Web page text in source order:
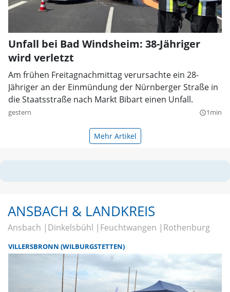
Unfall bei Bad Windsheim: 38-Jähriger
wird verletzt
Am frühen Freitagnachmittag verursachte ein 28-
Jähriger an der Einmündung der Nürnberger Straße in
die Staatsstraße nach Markt Bibart einen Unfall.
gestern query_builder1min
Mehr Artikel
ANSBACH & LANDKREIS
Ansbach Dinkelsbühl Feuchtwangen Rothenburg
VILLERSBRONN (WILBURGSTETTEN)